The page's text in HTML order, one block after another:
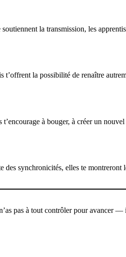
la transmission, les
la possibilité de renaître
à bouger, à créer un
des synchronicités, elles te
pas à tout contrôler pour avancer